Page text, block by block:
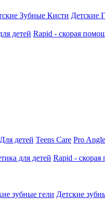
Зубные Кисти Детские
детей Rapid - скорая
Для детей Teens Care Pro Angle
для детей Rapid -
зубные гели Детские